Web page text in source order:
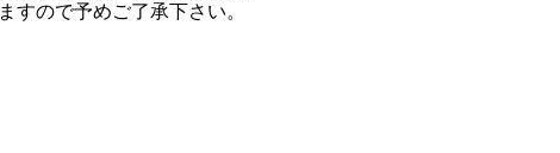
すので予めご了承下さい。